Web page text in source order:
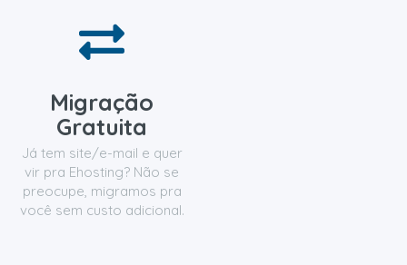
Migração
Gratuita
Já tem site/e-mail e quer
vir pra Ehosting? Não se
preocupe, migramos pra
você sem custo adicional.